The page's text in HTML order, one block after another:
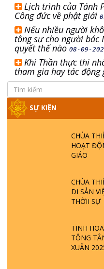
Lịch trình của Tánh
Công đức về phật giới
Nếu nhiều người
tông sư cho người
quyết thế nào08-09-
Khi Thần thực thi
tham gia hay tác động
SỰ KIỆN
CHÙA
HOẠT
GIÁO
CHÙA
DI SẢN
THỜII
TINH
TÔNG
XUÂN